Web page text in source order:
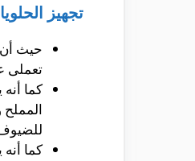
تجهيز
حيث أن
تعملى
كما
كما